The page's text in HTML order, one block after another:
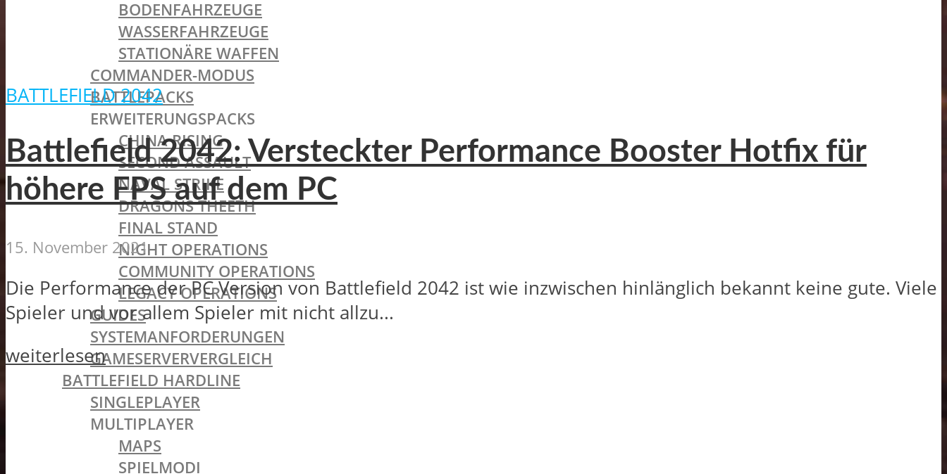
BODENFAHRZEUGE
WASSERFAHRZEUGE
STATIONÄRE WAFFEN
COMMANDER-MODUS
BATTLEPACKS
ERWEITERUNGSPACKS
CHINA RISING
SECOND ASSAULT
NAVAL STRIKE
DRAGONS THEETH
FINAL STAND
NIGHT OPERATIONS
COMMUNITY OPERATIONS
LEGACY OPERATIONS
GUIDES
SYSTEMANFORDERUNGEN
GAMESERVERVERGLEICH
BATTLEFIELD HARDLINE
SINGLEPLAYER
MULTIPLAYER
MAPS
SPIELMODI
BATTLEFIELD 2042
Battlefield 2042: Versteckter Performance Booster Hotfix für
höhere FPS auf dem PC
15. November 2021
Die Performance der PC Version von Battlefield 2042 ist wie inzwischen hinlänglich bekannt keine gute. Viele
Spieler und vor allem Spieler mit nicht allzu...
weiterlesen